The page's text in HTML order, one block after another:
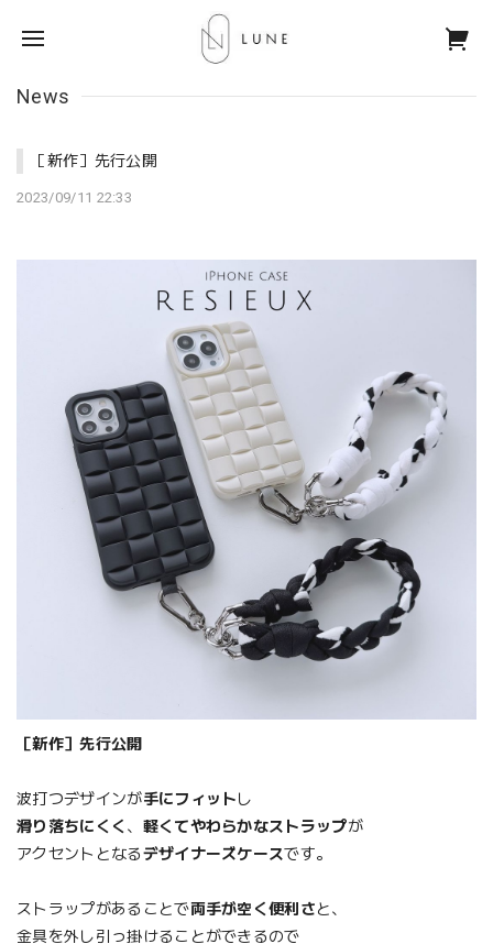
News
［新作］先行公開
2023/09/11 22:33
［新作］先行公開
波打つデザインが手にフィットし
滑り落ちにくく 、 軽くてやわらかなストラップが
アクセントとなるデザイナーズケースです。
ストラップがあることで両手が空く便利さと、
金具を外し引っ掛けることができるので